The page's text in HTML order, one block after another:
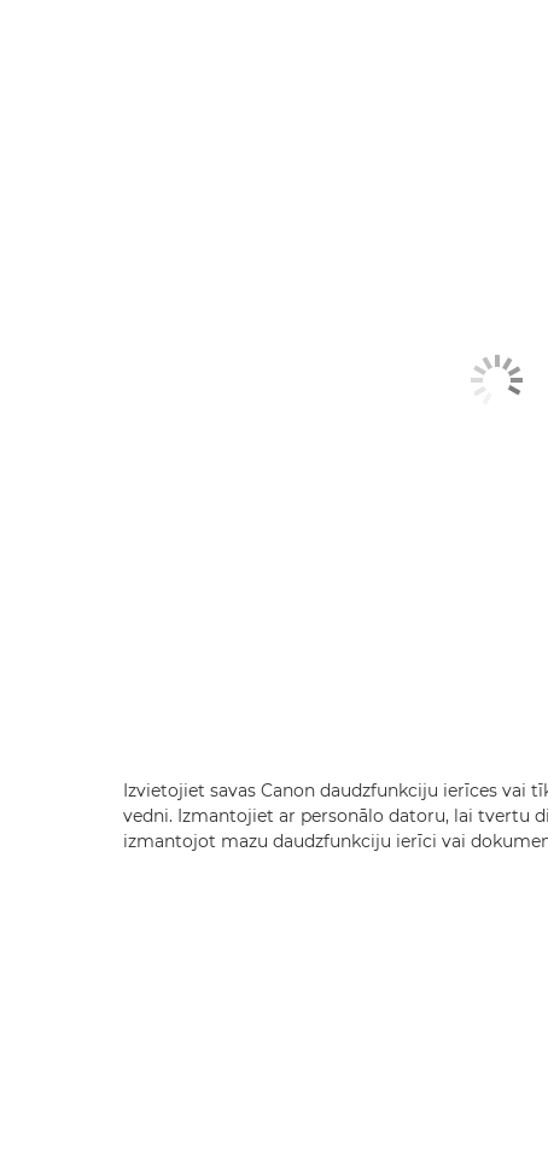
Izvietojiet savas Canon daudzfunkciju ierīces vai
vedni. Izmantojiet ar personālo datoru, lai tvertu
izmantojot mazu daudzfunkciju ierīci vai